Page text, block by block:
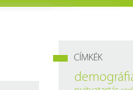
CÍMKÉK